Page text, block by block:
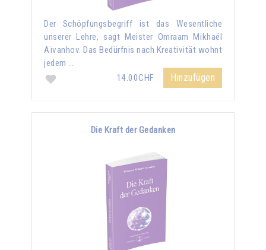
Der Schöpfungsbegriff ist das Wesentliche
unserer Lehre, sagt Meister Omraam Mikhaël
Aïvanhov. Das Bedürfnis nach Kreativität wohnt
jedem …
14.00CHF
Hinzufügen
Die Kraft der Gedanken